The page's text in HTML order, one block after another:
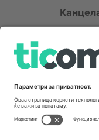
Unter den
131
Bulgaria